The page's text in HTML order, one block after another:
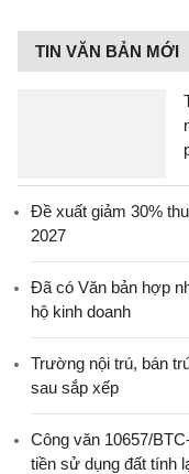
TIN VĂN BẢN MỚI
Đề xuất giảm 30%
2027
Đã có Văn bản hợp
hộ kinh doanh
Trường nội trú, bán
sau sắp xếp
Công văn 10657/
tiền sử dụng đất tính